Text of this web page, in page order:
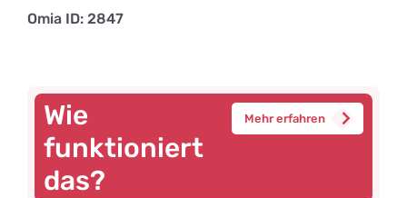
Omia ID: 2847
Wie
funktioniert
das?
Mehr erfahren